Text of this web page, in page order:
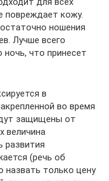
повреждает кожу.
ношения
Лучше всего
что принесет
в
во время
защищены от
величина
развития
(речь об
назвать только цену